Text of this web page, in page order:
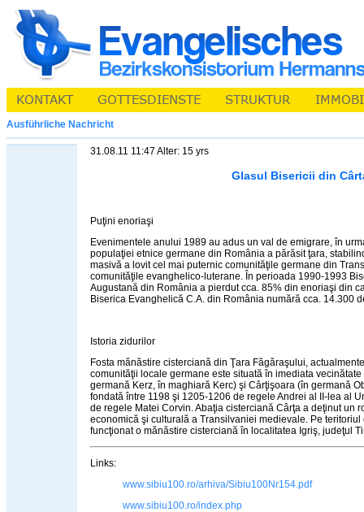
Ausführliche Nachricht
31.08.11 11:47 Alter: 15 yrs
Glasul Bisericii din
Puţini enoriaşi
Evenimentele anului 1989 au adus un val de emigrare, în
populaţiei etnice germane din România a părăsit ţara,
masivă a lovit cel mai puternic comunităţile germane din
comunităţile evanghelico-luterane. În perioada 1990-1993
Augustană din România a pierdut cca. 85% din enoriaşi din
Biserica Evanghelică C.A. din România numără cca. 14.300
Istoria zidurilor
Fosta mănăstire cisterciană din Ţara Făgăraşului,
comunităţii locale germane este situată în imediata
germană Kerz, în maghiară Kerc) şi Cârţişoara (în germană
fondată între 1198 şi 1205-1206 de regele Andrei al II-lea al
de regele Matei Corvin. Abaţia cisterciană Cârţa a deţinut un
economică şi culturală a Transilvaniei medievale. Pe
funcţionat o mănăstire cisterciană în localitatea Igriş, judeţul
Links:
www.sibiu100.ro/arhiva/Sibiu100Nr154.pdf
www.sibiu100.ro/index.php